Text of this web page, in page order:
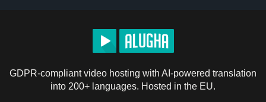
GDPR-compliant video hosting with AI-powered translation
into 200+ languages. Hosted in the EU.